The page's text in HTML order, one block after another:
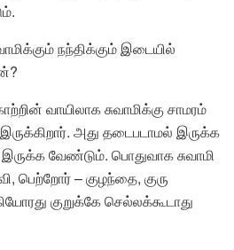
நந்திக்கும் இடையில்
வாயிலாக சுவாமிக்கு சாமரம்
அது தடைபடாமல் இருக்க
வேண்டும். பொதுவாக சுவாமி
– குழந்தை, குரு
குறுக்கே செல்லக்கூடாது